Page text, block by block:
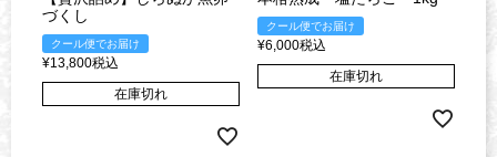
づくし
クール便でお届け
¥13,800税込
在庫切れ
クール便でお届け
¥6,000税込
在庫切れ